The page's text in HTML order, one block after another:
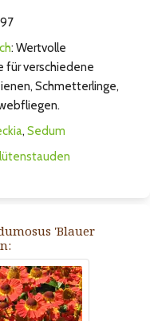
: Wertvolle
für verschiedene
Schmetterlinge,
, Sedum
'Blauer